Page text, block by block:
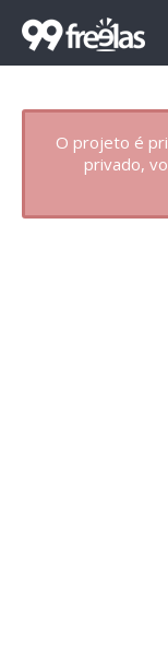
O projeto é
privado,